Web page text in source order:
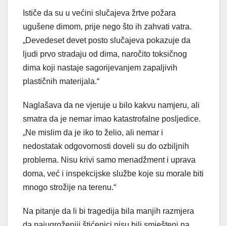
Ističe da su u većini slučajeva žrtve požara
ugušene dimom, prije nego što ih zahvati vatra.
„Devedeset devet posto slučajeva pokazuje da
ljudi prvo stradaju od dima, naročito toksičnog
dima koji nastaje sagorijevanjem zapaljivih
plastičnih materijala.“
Naglašava da ne vjeruje u bilo kakvu namjeru, ali
smatra da je nemar imao katastrofalne posljedice.
„Ne mislim da je iko to želio, ali nemar i
nedostatak odgovornosti doveli su do ozbiljnih
problema. Nisu krivi samo menadžment i uprava
doma, već i inspekcijske službe koje su morale biti
mnogo strožije na terenu.“
Na pitanje da li bi tragedija bila manjih razmjera